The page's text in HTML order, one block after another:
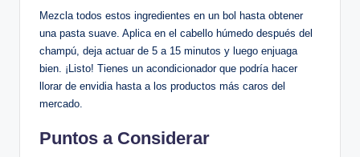
Mezcla todos estos ingredientes en un bol hasta obtener
una pasta suave. Aplica en el cabello húmedo después del
champú, deja actuar de 5 a 15 minutos y luego enjuaga
bien. ¡Listo! Tienes un acondicionador que podría hacer
llorar de envidia hasta a los productos más caros del
mercado.
Puntos a Considerar